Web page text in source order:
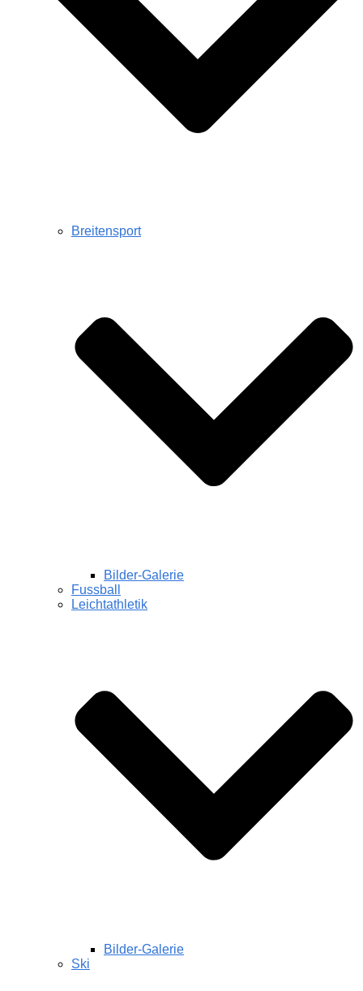
Breitensport
Bilder-Galerie
Fussball
Leichtathletik
Bilder-Galerie
Ski